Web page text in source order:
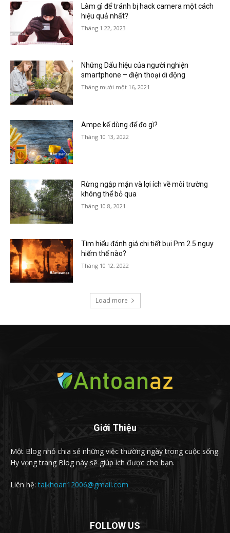
Làm gì để tránh bị hack camera một cách
hiệu quả nhất?
Tháng 1 22, 2023
Những Dấu hiệu của người nghiện
smartphone – điện thoại di động
Tháng mười một 16, 2021
Ampe kế dùng để đo gì?
Tháng 10 13, 2022
Rừng ngập mặn và lợi ích về môi trường
không thể bỏ qua
Tháng 10 8, 2021
Tìm hiểu đánh giá chi tiết bụi Pm 2.5 nguy
hiểm thế nào?
Tháng 10 12, 2022
Load more
Giới Thiệu
Một Blog nhỏ chia sẻ những việc thường ngày trong cuộc sống.
Hy vọng trang Blog này sẽ giúp ích được cho bạn.
Liên hệ:taikhoan12006@gmail.com
FOLLOW US